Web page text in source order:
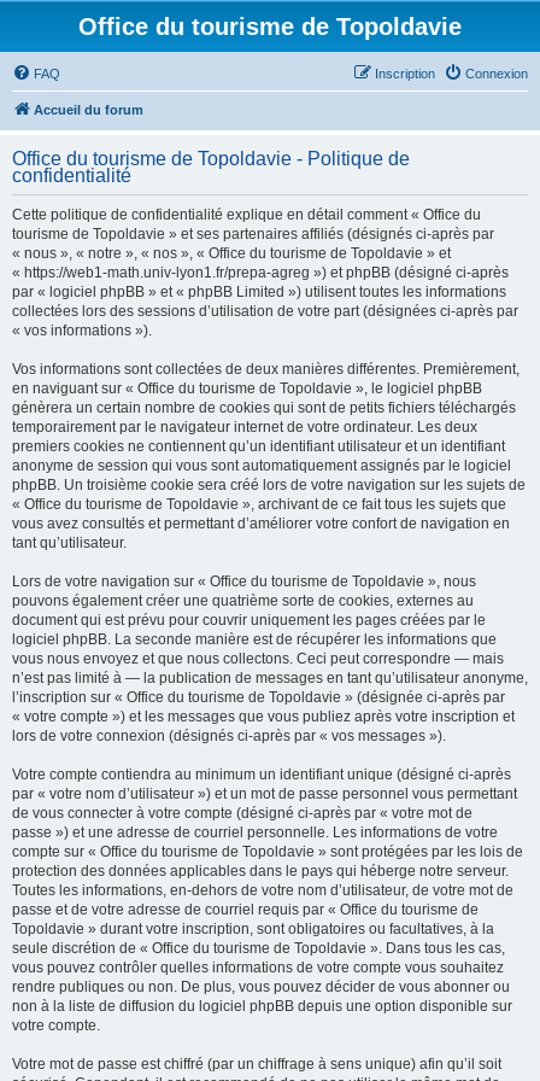
Office du tourisme de Topoldavie
FAQ Connexion
Inscription
Accueil du forum
Office du tourisme de Topoldavie - Politique de
confidentialité
Cette politique de confidentialité explique en détail comment « Office du
tourisme de Topoldavie » et ses partenaires affiliés (désignés ci-après par
« nous », « notre », « nos », « Office du tourisme de Topoldavie » et
« https://web1-math.univ-lyon1.fr/prepa-agreg ») et phpBB (désigné ci-après
par « logiciel phpBB » et « phpBB Limited ») utilisent toutes les informations
collectées lors des sessions d’utilisation de votre part (désignées ci-après par
« vos informations »).
Vos informations sont collectées de deux manières différentes. Premièrement,
en naviguant sur « Office du tourisme de Topoldavie », le logiciel phpBB
génèrera un certain nombre de cookies qui sont de petits fichiers téléchargés
temporairement par le navigateur internet de votre ordinateur. Les deux
premiers cookies ne contiennent qu’un identifiant utilisateur et un identifiant
anonyme de session qui vous sont automatiquement assignés par le logiciel
phpBB. Un troisième cookie sera créé lors de votre navigation sur les sujets de
« Office du tourisme de Topoldavie », archivant de ce fait tous les sujets que
vous avez consultés et permettant d’améliorer votre confort de navigation en
tant qu’utilisateur.
Lors de votre navigation sur « Office du tourisme de Topoldavie », nous
pouvons également créer une quatrième sorte de cookies, externes au
document qui est prévu pour couvrir uniquement les pages créées par le
logiciel phpBB. La seconde manière est de récupérer les informations que
vous nous envoyez et que nous collectons. Ceci peut correspondre — mais
n’est pas limité à — la publication de messages en tant qu’utilisateur anonyme,
l’inscription sur « Office du tourisme de Topoldavie » (désignée ci-après par
« votre compte ») et les messages que vous publiez après votre inscription et
lors de votre connexion (désignés ci-après par « vos messages »).
Votre compte contiendra au minimum un identifiant unique (désigné ci-après
par « votre nom d’utilisateur ») et un mot de passe personnel vous permettant
de vous connecter à votre compte (désigné ci-après par « votre mot de
passe ») et une adresse de courriel personnelle. Les informations de votre
compte sur « Office du tourisme de Topoldavie » sont protégées par les lois de
protection des données applicables dans le pays qui héberge notre serveur.
Toutes les informations, en-dehors de votre nom d’utilisateur, de votre mot de
passe et de votre adresse de courriel requis par « Office du tourisme de
Topoldavie » durant votre inscription, sont obligatoires ou facultatives, à la
seule discrétion de « Office du tourisme de Topoldavie ». Dans tous les cas,
vous pouvez contrôler quelles informations de votre compte vous souhaitez
rendre publiques ou non. De plus, vous pouvez décider de vous abonner ou
non à la liste de diffusion du logiciel phpBB depuis une option disponible sur
votre compte.
Votre mot de passe est chiffré (par un chiffrage à sens unique) afin qu’il soit